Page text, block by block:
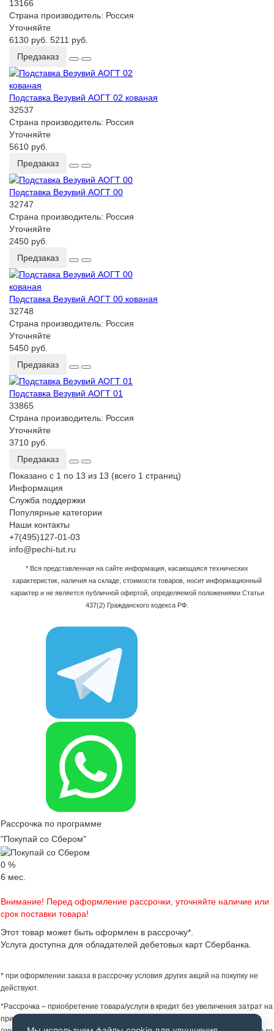
13166
Страна производитель: Россия
Уточняйте
6130 руб. 5211 руб.
Предзаказ
Подставка Везувий АОГТ 02 кованая
32537
Страна производитель: Россия
Уточняйте
5610 руб.
Предзаказ
Подставка Везувий АОГТ 00
32747
Страна производитель: Россия
Уточняйте
2450 руб.
Предзаказ
Подставка Везувий АОГТ 00 кованая
32748
Страна производитель: Россия
Уточняйте
5450 руб.
Предзаказ
Подставка Везувий АОГТ 01
33865
Страна производитель: Россия
Уточняйте
3710 руб.
Предзаказ
Показано с 1 по 13 из 13 (всего 1 страниц)
Информация
Служба поддержки
Популярные категории
Наши контакты
+7(495)127-01-03
info@pechi-tut.ru
* Вся представленная на сайте информация, касающаяся технических
характеристик, наличия на складе, стоимости товаров, носит информационный
характер и не является публичной офертой, определяемой положениями Статьи
437(2) Гражданского кодекса РФ.
Рассрочка по программе
"Покупай со Сбером"
0 %
6 мес.
Внимание! Перед оформление рассрочки, уточняйте наличие или
срок поставки товара!
Этот товар может быть оформлен в рассрочку*.
Услуга доступна для обладателей дебетовых карт Сбербанка.
* при оформлении заказа в рассрочку условия других акций на покупку не
действуют.
*Рассрочка – приобретение товара/услуги в кредит без увеличения затрат на
приобретение товара/услуги за счет предоставления Партнером Банка